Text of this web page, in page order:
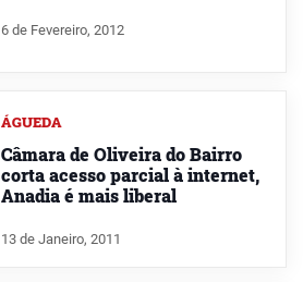
6 de Fevereiro, 2012
ÁGUEDA
Câmara de Oliveira do Bairro
corta acesso parcial à internet,
Anadia é mais liberal
13 de Janeiro, 2011